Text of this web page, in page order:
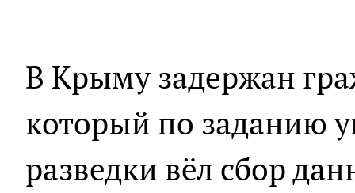
В Крыму задержан
который по заданию
разведки вёл сбор